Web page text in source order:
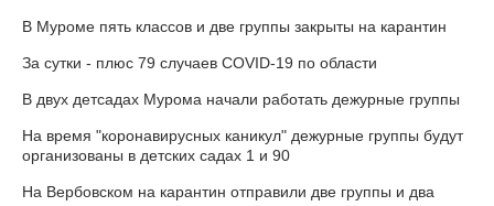
В Муроме пять классов и две группы закрыты на карантин
За сутки - плюс 79 случаев COVID-19 по области
В двух детсадах Мурома начали работать дежурные группы
На время "коронавирусных каникул" дежурные группы будут
организованы в детских садах 1 и 90
На Вербовском на карантин отправили две группы и два